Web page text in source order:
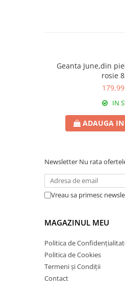
Geanta June,din
rosie
IN
ADAUGA IN
Newsletter Nu rata
Vreau sa primesc
MAGAZINUL MEU
Politica de
Politica de Cookies
Termeni și Condiții
Contact